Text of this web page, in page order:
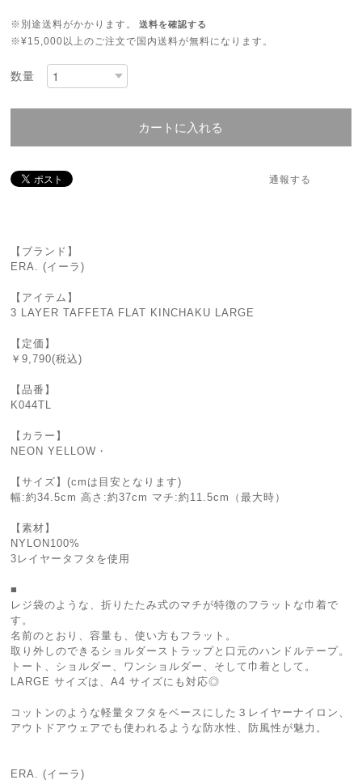
※別途送料がかかります。 送料を確認する
※¥15,000以上のご注文で国内送料が無料になります。
数量
カートに入れる
通報する
【ブランド】
ERA. (イーラ)
【アイテム】
3 LAYER TAFFETA FLAT KINCHAKU LARGE
【定価】
￥9,790(税込)
【品番】
K044TL
【カラー】
NEON YELLOW・
【サイズ】(cmは目安となります)
幅:約34.5cm 高さ:約37cm マチ:約11.5cm（最大時）
【素材】
NYLON100%
3レイヤータフタを使用
■
レジ袋のような、折りたたみ式のマチが特徴のフラットな巾着で
す。
名前のとおり、容量も、使い方もフラット。
取り外しのできるショルダーストラップと口元のハンドルテープ。
トート、ショルダー、ワンショルダー、そして巾着として。
LARGE サイズは、A4 サイズにも対応◎
コットンのような軽量タフタをベースにした３レイヤーナイロン、
アウトドアウェアでも使われるような防水性、防風性が魅力。
ERA. (イーラ)